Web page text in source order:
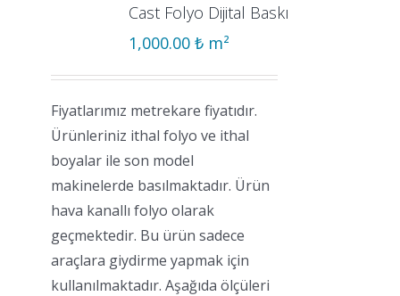
Cast Folyo Dijital Baskı
1,000.00 ₺m²
Fiyatlarımız metrekare fiyatıdır.
Ürünleriniz ithal folyo ve ithal
boyalar ile son model
makinelerde basılmaktadır. Ürün
hava kanallı folyo olarak
geçmektedir. Bu ürün sadece
araçlara giydirme yapmak için
kullanılmaktadır. Aşağıda ölçüleri